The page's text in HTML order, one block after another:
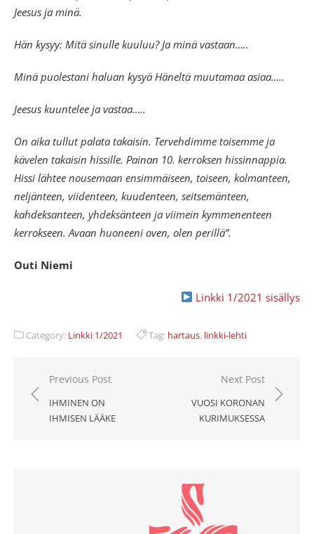
Jeesus ja minä.
Hän kysyy: Mitä sinulle kuuluu? Ja minä vastaan…..
Minä puolestani haluan kysyä Häneltä muutamaa asiaa…..
Jeesus kuuntelee ja vastaa…..
On aika tullut palata takaisin. Tervehdimme toisemme ja
kävelen takaisin hissille. Painan 10. kerroksen hissinnappia.
Hissi lähtee nousemaan ensimmäiseen, toiseen, kolmanteen,
neljänteen, viidenteen, kuudenteen, seitsemänteen,
kahdeksanteen, yhdeksänteen ja viimein kymmenenteen
kerrokseen. Avaan huoneeni oven, olen perillä”.
Outi Niemi
Linkki 1/2021 sisällys
Category: Linkki 1/2021 Tag: hartaus, linkki-lehti
Artikkelien
selaus
Previous Post
IHMINEN ON
IHMISEN LÄÄKE
Next Post
VUOSI KORONAN
KURIMUKSESSA